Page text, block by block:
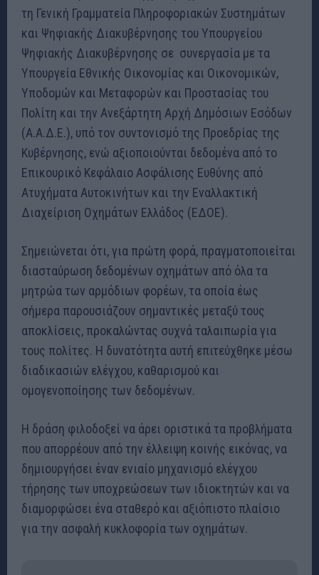
τη Γενική Γραμματεία Πληροφοριακών Συστημάτων
και Ψηφιακής Διακυβέρνησης του Υπουργείου
Ψηφιακής Διακυβέρνησης σε συνεργασία με τα
Υπουργεία Εθνικής Οικονομίας και Οικονομικών,
Υποδομών και Μεταφορών και Προστασίας του
Πολίτη και την Ανεξάρτητη Αρχή Δημόσιων Εσόδων
(Α.Α.Δ.Ε.), υπό τον συντονισμό της Προεδρίας της
Κυβέρνησης, ενώ αξιοποιούνται δεδομένα από το
Επικουρικό Κεφάλαιο Ασφάλισης Ευθύνης από
Ατυχήματα Αυτοκινήτων και την Εναλλακτική
Διαχείριση Οχημάτων Ελλάδος (ΕΔΟΕ).
Σημειώνεται ότι, για πρώτη φορά, πραγματοποιείται
διασταύρωση δεδομένων οχημάτων από όλα τα
μητρώα των αρμόδιων φορέων, τα οποία έως
σήμερα παρουσιάζουν σημαντικές μεταξύ τους
αποκλίσεις, προκαλώντας συχνά ταλαιπωρία για
τους πολίτες. Η δυνατότητα αυτή επιτεύχθηκε μέσω
διαδικασιών ελέγχου, καθαρισμού και
ομογενοποίησης των δεδομένων.
Η δράση φιλοδοξεί να άρει οριστικά τα προβλήματα
που απορρέουν από την έλλειψη κοινής εικόνας, να
δημιουργήσει έναν ενιαίο μηχανισμό ελέγχου
τήρησης των υποχρεώσεων των ιδιοκτητών και να
διαμορφώσει ένα σταθερό και αξιόπιστο πλαίσιο
για την ασφαλή κυκλοφορία των οχημάτων.